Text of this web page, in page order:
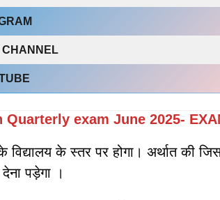
Quarterly exam June2025-
के स्तर पर होगा। अर्थात की
पड़ेगा ।